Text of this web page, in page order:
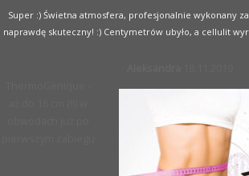
Super :) Świetna atmosfera, profesjonalnie wykonany
naprawdę skuteczny! :) Centymetrów ubyło, a cellulit